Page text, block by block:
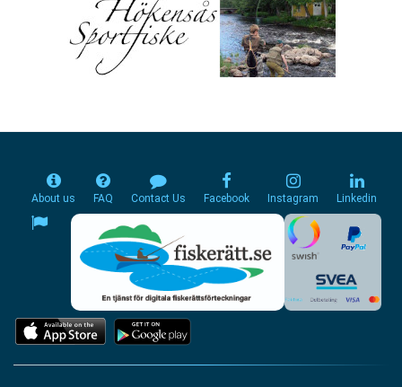
About us FAQ Contact Us Facebook Instagram Linkedin